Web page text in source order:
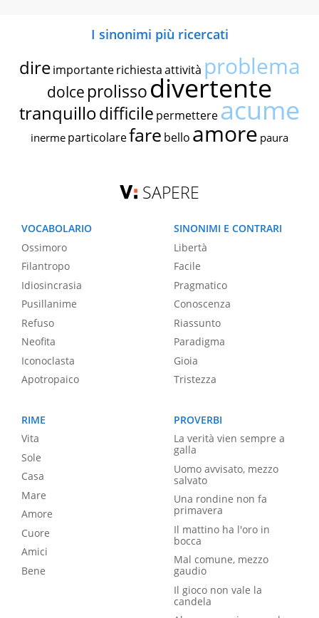
I sinonimi più ricercati
dire importante richiestaattività problema
dolce prolissodivertente
tranquillodifficile permettereacume
inerme particolarefare bello amore paura
SAPERE
VOCABOLARIO
Ossimoro
Filantropo
Idiosincrasia
Pusillanime
Refuso
Neofita
Iconoclasta
Apotropaico
SINONIMI E CONTRARI
Libertà
Facile
Pragmatico
Conoscenza
Riassunto
Paradigma
Gioia
Tristezza
RIME
Vita
Sole
Casa
Mare
Amore
Cuore
Amici
Bene
PROVERBI
La verità vien sempre a
galla
Uomo avvisato, mezzo
salvato
Una rondine non fa
primavera
Il mattino ha l'oro in
bocca
Mal comune, mezzo
gaudio
Il gioco non vale la
candela